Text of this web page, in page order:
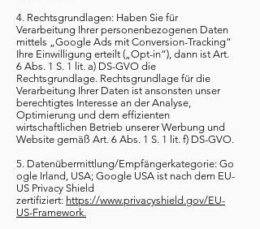
4. Rechtsgrundlagen: Haben Sie für
Verarbeitung Ihrer personenbezogenen Daten
mittels „Google Ads mit Conversion-Tracking“
Ihre Einwilligung erteilt („Opt-in“), dann ist Art.
6 Abs. 1 S. 1 lit. a) DS-GVO die
Rechtsgrundlage. Rechtsgrundlage für die
Verarbeitung Ihrer Daten ist ansonsten unser
berechtigtes Interesse an der Analyse,
Optimierung und dem effizienten
wirtschaftlichen Betrieb unserer Werbung und
Website gemäß Art. 6 Abs. 1 S. 1 lit. f) DS-GVO.
5. Datenübermittlung/Empfängerkategorie: Go
ogle Irland, USA; Google USA ist nach dem EU-
US Privacy Shield
zertifiziert: https://www.privacyshield.gov/EU-
US-Framework.